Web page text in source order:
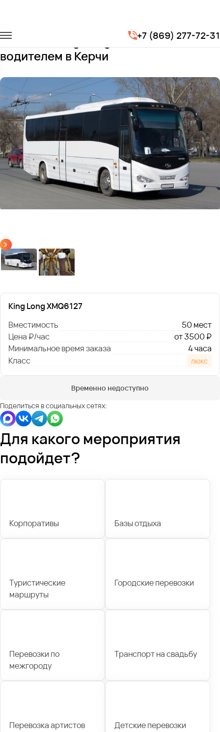
+7 (869) 277-72-31
King Long XMQ6127
Заказать King Long XMQ6127 с
водителем в Керчи
King Long XMQ6127
Вместимость
50 мест
Цена ₽/час
от 3500 ₽
Минимальное время заказа
4 часа
Класс
люкс
Временно недоступно
Поделиться в социальных сетях:
Для какого мероприятия
подойдет?
Корпоративы Базы отдыха
Туристические
маршруты
Городские перевозки
Перевозки по
межгороду
Транспорт на свадьбу
Перевозка артистов Детские перевозки